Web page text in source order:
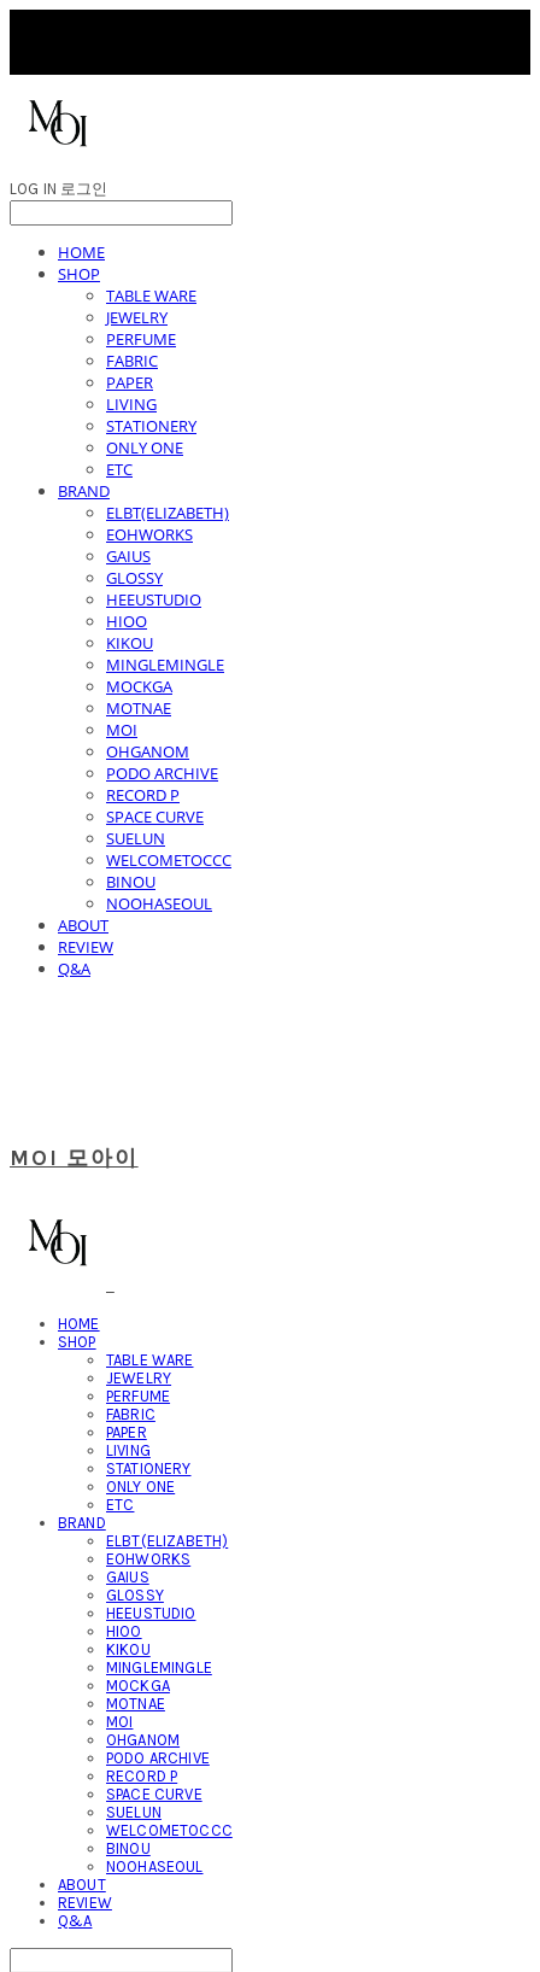
LOG IN 로그인
HOME
SHOP
TABLE WARE
JEWELRY
PERFUME
FABRIC
PAPER
LIVING
STATIONERY
ONLY ONE
ETC
BRAND
ELBT(ELIZABETH)
EOHWORKS
GAIUS
GLOSSY
HEEUSTUDIO
HIOO
KIKOU
MINGLEMINGLE
MOCKGA
MOTNAE
MOI
OHGANOM
PODO ARCHIVE
RECORD P
SPACE CURVE
SUELUN
WELCOMETOCCC
BINOU
NOOHASEOUL
ABOUT
REVIEW
Q&A
MOI 모아이
HOME
SHOP
TABLE WARE
JEWELRY
PERFUME
FABRIC
PAPER
LIVING
STATIONERY
ONLY ONE
ETC
BRAND
ELBT(ELIZABETH)
EOHWORKS
GAIUS
GLOSSY
HEEUSTUDIO
HIOO
KIKOU
MINGLEMINGLE
MOCKGA
MOTNAE
MOI
OHGANOM
PODO ARCHIVE
RECORD P
SPACE CURVE
SUELUN
WELCOMETOCCC
BINOU
NOOHASEOUL
ABOUT
REVIEW
Q&A